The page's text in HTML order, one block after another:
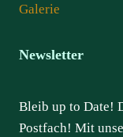
Galerie
Newsletter
Bleib up to Date!
Postfach! Mit